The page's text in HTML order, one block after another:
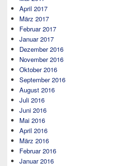
April 2017
März 2017
Februar 2017
Januar 2017
Dezember 2016
November 2016
Oktober 2016
September 2016
August 2016
Juli 2016
Juni 2016
Mai 2016
April 2016
März 2016
Februar 2016
Januar 2016